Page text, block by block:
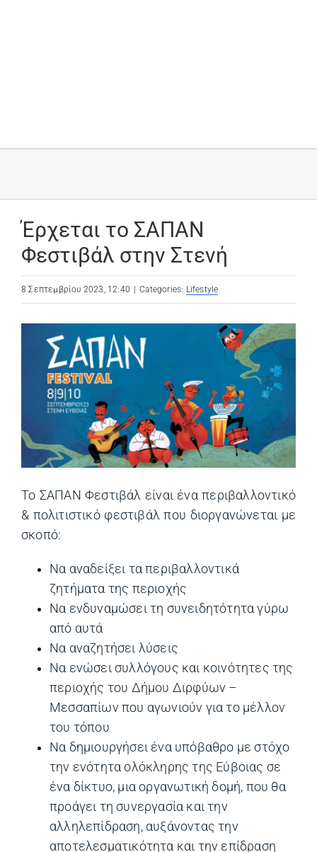
Έρχεται το ΣΑΠΑΝ
Φεστιβάλ στην Στενή
8 Σεπτεμβρίου 2023, 12:40 Categories: Lifestyle
Το ΣΑΠΑΝ Φεστιβάλ είναι ένα περιβαλλοντικό
& πολιτιστικό φεστιβάλ που διοργανώνεται με
σκοπό:
Να αναδείξει τα περιβαλλοντικά
ζητήματα της περιοχής
Να ενδυναμώσει τη συνειδητότητα γύρω
από αυτά
Να αναζητήσει λύσεις
Να ενώσει συλλόγους και κοινότητες της
περιοχής του Δήμου Διρφύων –
Μεσσαπίων που αγωνιούν για το μέλλον
του τόπου
Να δημιουργήσει ένα υπόβαθρο με στόχο
την ενότητα ολόκληρης της Εύβοιας σε
ένα δίκτυο, μια οργανωτική δομή, που θα
προάγει τη συνεργασία και την
αλληλεπίδραση, αυξάνοντας την
αποτελεσματικότητα και την επίδραση